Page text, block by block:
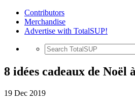
Contributors
Merchandise
Advertise with TotalSUP!
8 idées cadeaux de
19 Dec 2019